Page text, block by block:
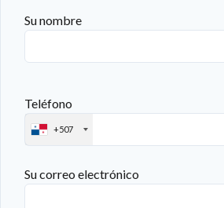
Su nombre
Teléfono
+507
Su correo electrónico